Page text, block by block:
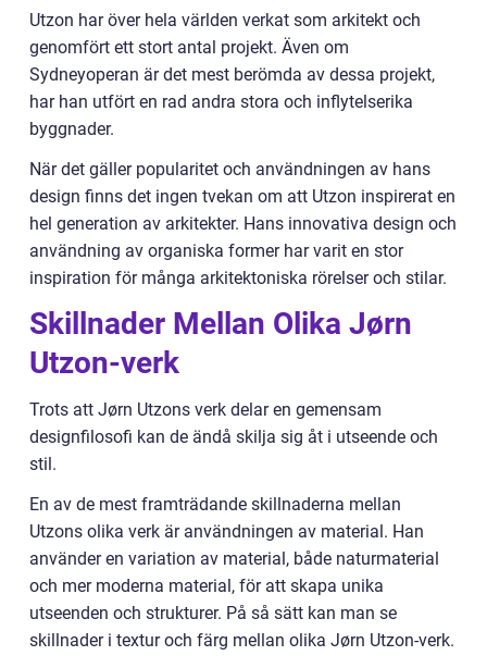
Utzon har över hela världen verkat som arkitekt och
genomfört ett stort antal projekt. Även om
Sydneyoperan är det mest berömda av dessa projekt,
har han utfört en rad andra stora och inflytelserika
byggnader.
När det gäller popularitet och användningen av hans
design finns det ingen tvekan om att Utzon inspirerat en
hel generation av arkitekter. Hans innovativa design och
användning av organiska former har varit en stor
inspiration för många arkitektoniska rörelser och stilar.
Skillnader Mellan Olika Jørn
Utzon-verk
Trots att Jørn Utzons verk delar en gemensam
designfilosofi kan de ändå skilja sig åt i utseende och
stil.
En av de mest framträdande skillnaderna mellan
Utzons olika verk är användningen av material. Han
använder en variation av material, både naturmaterial
och mer moderna material, för att skapa unika
utseenden och strukturer. På så sätt kan man se
skillnader i textur och färg mellan olika Jørn Utzon-verk.